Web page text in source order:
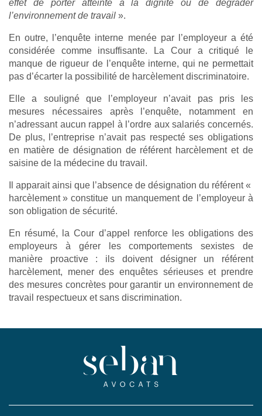
effet de porter atteinte à la dignité ou de dégrader
l’environnement de travail ».
En outre, l’enquête interne menée par l’employeur a été
considérée comme insuffisante. La Cour a critiqué le
manque de rigueur de l’enquête interne, qui ne permettait
pas d’écarter la possibilité de harcèlement discriminatoire.
Elle a souligné que l’employeur n’avait pas pris les
mesures nécessaires après l’enquête, notamment en
n’adressant aucun rappel à l’ordre aux salariés concernés.
De plus, l’entreprise n’avait pas respecté ses obligations
en matière de désignation de référent harcèlement et de
saisine de la médecine du travail.
Il apparait ainsi que l’absence de désignation du référent «
harcèlement » constitue un manquement de l’employeur à
son obligation de sécurité.
En résumé, la Cour d’appel renforce les obligations des
employeurs à gérer les comportements sexistes de
manière proactive : ils doivent désigner un référent
harcèlement, mener des enquêtes sérieuses et prendre
des mesures concrètes pour garantir un environnement de
travail respectueux et sans discrimination.